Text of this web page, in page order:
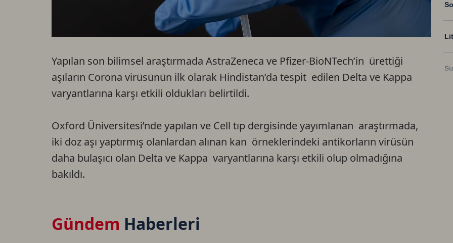
Yapılan son bilimsel araştırmada AstraZeneca ve Pfizer-BioNTech’in ürettiği
aşıların Corona virüsünün ilk olarak Hindistan’da tespit edilen Delta ve Kappa
varyantlarına karşı etkili oldukları belirtildi.
Oxford Üniversitesi’nde yapılan ve Cell tıp dergisinde yayımlanan araştırmada,
iki doz aşı yaptırmış olanlardan alınan kan örneklerindeki antikorların virüsün
daha bulaşıcı olan Delta ve Kappa varyantlarına karşı etkili olup olmadığına
bakıldı.
Gündem Haberleri